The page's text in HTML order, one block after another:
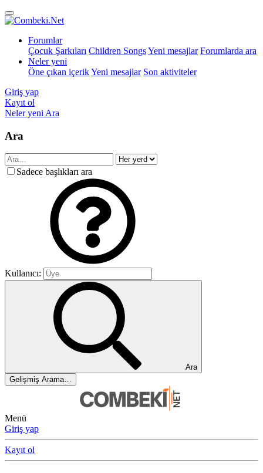
Forumlar
Çocuk Şarkıları Children SongsYeni mesajlar Forumlarda ara
Neler yeni
Öne çıkan içerikYeni mesajlar Son aktiviteler
Giriş yap
Kayıt ol
Neler yeni Ara
Ara
Sadece başlıkları ara
Kullanıcı:
Ara
Gelişmiş Arama…
Menü
Giriş yap
Kayıt ol